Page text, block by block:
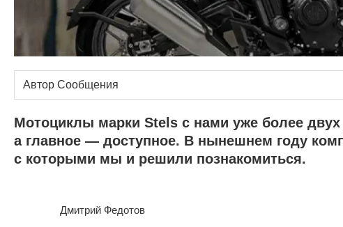
Автор Сообщения
Мотоциклы марки Stels с нами уже более двух
а главное — доступное. В нынешнем году
с которыми мы и решили познакомиться.
Дмитрий Федотов